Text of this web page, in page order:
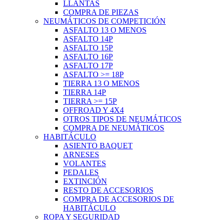
LLANTAS
COMPRA DE PIEZAS
NEUMÁTICOS DE COMPETICIÓN
ASFALTO 13 O MENOS
ASFALTO 14P
ASFALTO 15P
ASFALTO 16P
ASFALTO 17P
ASFALTO >= 18P
TIERRA 13 O MENOS
TIERRA 14P
TIERRA >= 15P
OFFROAD Y 4X4
OTROS TIPOS DE NEUMÁTICOS
COMPRA DE NEUMÁTICOS
HABITÁCULO
ASIENTO BAQUET
ARNESES
VOLANTES
PEDALES
EXTINCIÓN
RESTO DE ACCESORIOS
COMPRA DE ACCESORIOS DE
HABITÁCULO
ROPA Y SEGURIDAD